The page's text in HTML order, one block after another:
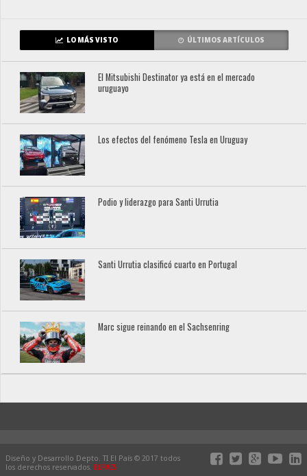
LO MÁS VISTO ÚLTIMOS ARTÍCULOS
El Mitsubishi Destinator ya está en el mercado
uruguayo
Los efectos del fenómeno Tesla en Uruguay
Podio y liderazgo para Santi Urrutia
Santi Urrutia clasificó cuarto en Portugal
Marc sigue reinando en el Sachsenring
Diseño y Desarrollo Depto. TI El País © 2017 todos
los derechos reservados. ELPAIS